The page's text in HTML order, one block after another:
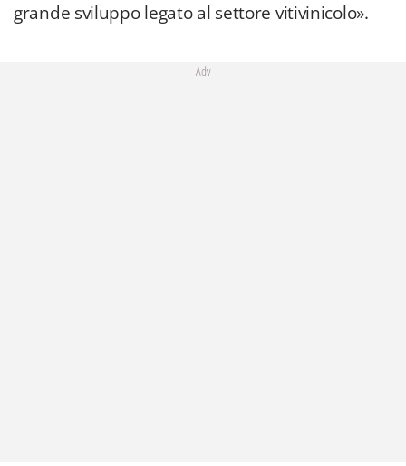
grande sviluppo legato al settore vitivinicolo».
Adv